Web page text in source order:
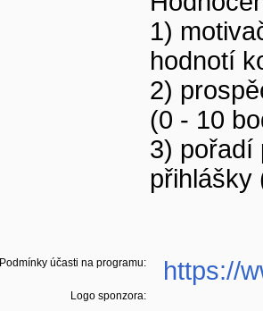
1)
hodnotí
2)
(0 - 10
3) pořadí
přihlášky
Podmínky účasti na programu: https://
Logo sponzora: